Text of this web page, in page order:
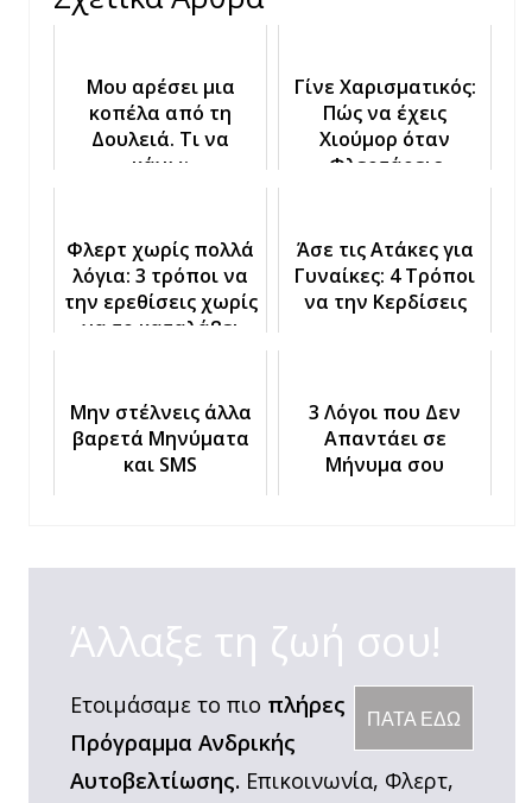
Μου αρέσει μια
κοπέλα από τη
Δουλειά. Τι να
κάνω;
Γίνε Χαρισματικός:
Πώς να έχεις
Χιούμορ όταν
Φλερτάρεις
Φλερτ χωρίς πολλά
λόγια: 3 τρόποι να
την ερεθίσεις χωρίς
να το καταλάβει
Άσε τις Ατάκες για
Γυναίκες: 4 Τρόποι
να την Κερδίσεις
Μην στέλνεις άλλα
βαρετά Μηνύματα
και SMS
3 Λόγοι που Δεν
Απαντάει σε
Μήνυμα σου
Άλλαξε τη ζωή σου!
ΠΑΤΑ ΕΔΩ
Ετοιμάσαμε το πιο πλήρες
Πρόγραμμα Ανδρικής
Αυτοβελτίωσης. Επικοινωνία, Φλερτ,